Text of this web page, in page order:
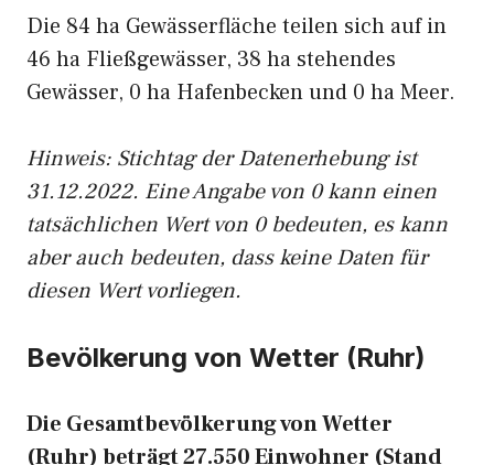
Die 84 ha Gewässerfläche teilen sich auf in
46 ha Fließgewässer, 38 ha stehendes
Gewässer, 0 ha Hafenbecken und 0 ha Meer.
Hinweis: Stichtag der Datenerhebung ist
31.12.2022. Eine Angabe von 0 kann einen
tatsächlichen Wert von 0 bedeuten, es kann
aber auch bedeuten, dass keine Daten für
diesen Wert vorliegen.
Bevölkerung von Wetter (Ruhr)
Die Gesamtbevölkerung von Wetter
(Ruhr) beträgt 27.550 Einwohner (Stand